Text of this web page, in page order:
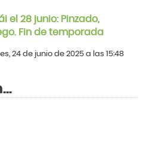
el 28 junio: Pinzado,
Fin de temporada
24 de junio de 2025 a las 15:48